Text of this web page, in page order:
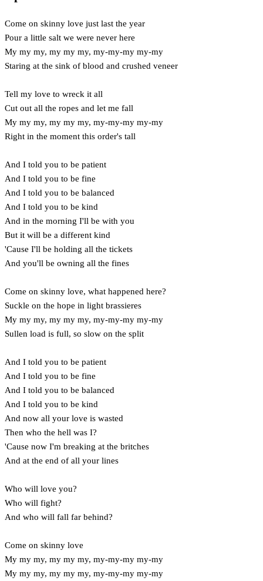
Come on skinny love just last the year
Pour a little salt we were never here
My my my, my my my, my-my-my my-my
Staring at the sink of blood and crushed veneer
Tell my love to wreck it all
Cut out all the ropes and let me fall
My my my, my my my, my-my-my my-my
Right in the moment this order's tall
And I told you to be patient
And I told you to be fine
And I told you to be balanced
And I told you to be kind
And in the morning I'll be with you
But it will be a different kind
'Cause I'll be holding all the tickets
And you'll be owning all the fines
Come on skinny love, what happened here?
Suckle on the hope in light brassieres
My my my, my my my, my-my-my my-my
Sullen load is full, so slow on the split
And I told you to be patient
And I told you to be fine
And I told you to be balanced
And I told you to be kind
And now all your love is wasted
Then who the hell was I?
'Cause now I'm breaking at the britches
And at the end of all your lines
Who will love you?
Who will fight?
And who will fall far behind?
Come on skinny love
My my my, my my my, my-my-my my-my
My my my, my my my, my-my-my my-my